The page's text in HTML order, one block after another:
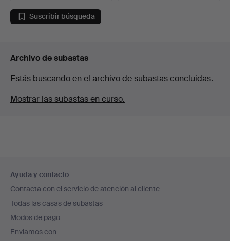
Suscribir búsqueda
Archivo de subastas
Estás buscando en el archivo de subastas concluidas.
Mostrar las subastas en curso.
en
el
pie
de
Ayuda y contacto
Contacta con el servicio de atención al cliente
Todas las casas de subastas
Modos de pago
Enviamos con